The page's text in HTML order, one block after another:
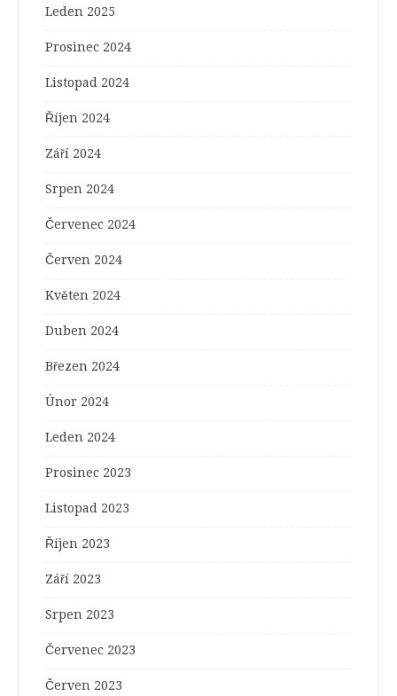
Leden 2025
Prosinec 2024
Listopad 2024
Říjen 2024
Září 2024
Srpen 2024
Červenec 2024
Červen 2024
Květen 2024
Duben 2024
Březen 2024
Únor 2024
Leden 2024
Prosinec 2023
Listopad 2023
Říjen 2023
Září 2023
Srpen 2023
Červenec 2023
Červen 2023